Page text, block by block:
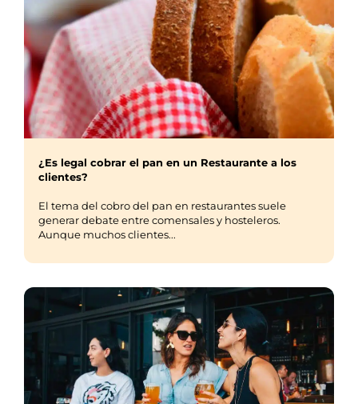
¿Es legal cobrar el pan en un Restaurante a los
clientes?
El tema del cobro del pan en restaurantes suele
generar debate entre comensales y hosteleros.
Aunque muchos clientes...